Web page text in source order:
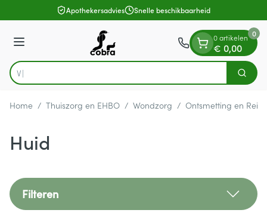
Ga naar de inhoudApothekersadvies Snelle beschikbaarheid
Menu
Product, merk, categorie...
Vind snel Zoek
0 artikelen
€ 0,00
0
Home / Thuiszorg en EHBO / Wondzorg / Ontsmetting en
Huid
Filteren